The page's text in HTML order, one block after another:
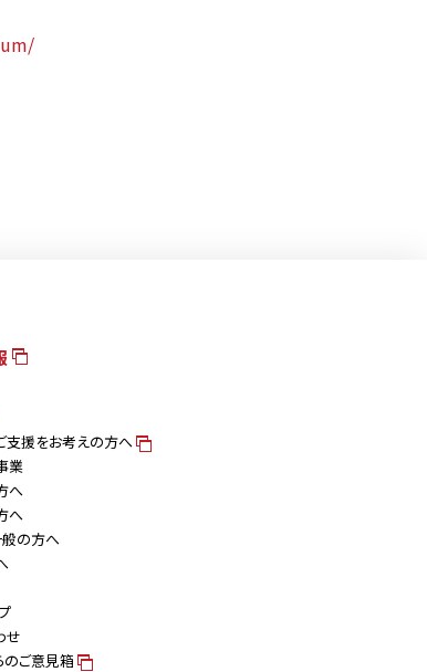
支援をお考えの方へ
業
へ
へ
般の方へ
せ
のご意見箱